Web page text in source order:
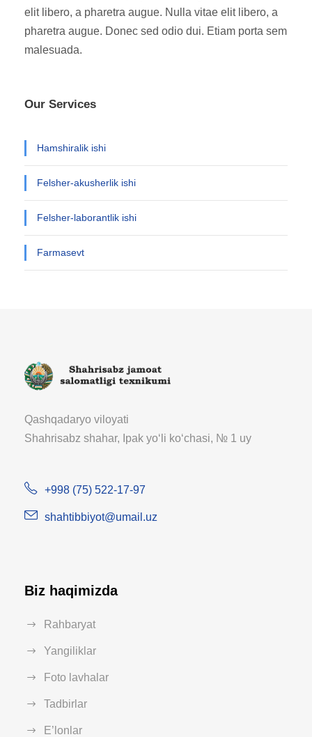
elit libero, a pharetra augue. Nulla vitae elit libero, a
pharetra augue. Donec sed odio dui. Etiam porta sem
malesuada.
Our Services
Hamshiralik ishi
Felsher-akusherlik ishi
Felsher-laborantlik ishi
Farmasevt
Qashqadaryo viloyati
Shahrisabz shahar, Ipak yoʻli koʻchasi, № 1 uy
+998 (75) 522-17-97
shahtibbiyot@umail.uz
Biz haqimizda
Rahbaryat
Yangiliklar
Foto lavhalar
Tadbirlar
E’lonlar